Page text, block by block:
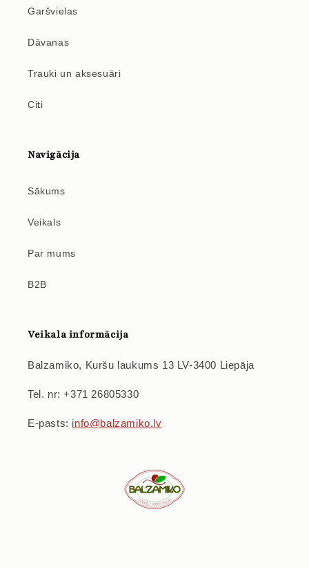
Garšvielas
Dāvanas
Trauki un aksesuāri
Citi
Navigācija
Sākums
Veikals
Par mums
B2B
Veikala informācija
Balzamiko, Kuršu laukums 13 LV-3400 Liepāja
Tel. nr: +371 26805330
E-pasts: info@balzamiko.lv